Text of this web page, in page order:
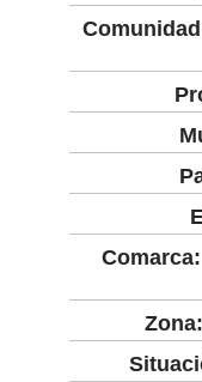
Comarca:
Zona: